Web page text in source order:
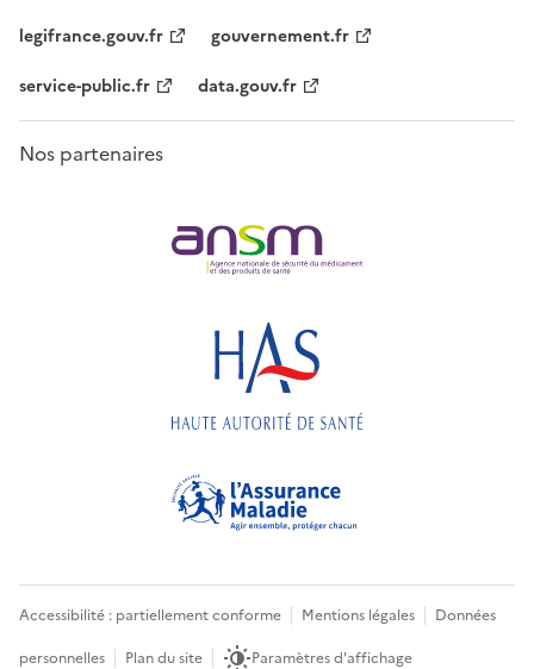
legifrance.gouv.fr
gouvernement.fr
service-public.fr
data.gouv.fr
Nos partenaires
Accessibilité : partiellement conforme Mentions légales
Données
personnelles
Plan du site Paramètres d'affichage